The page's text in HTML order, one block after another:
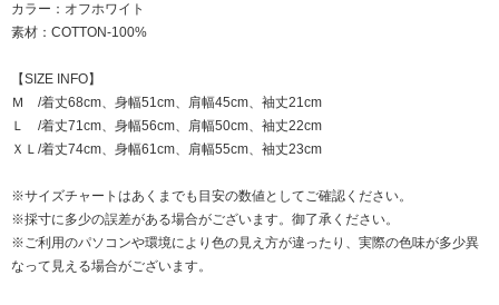
カラー：オフホワイト
素材：COTTON-100%
【SIZE INFO】
Ｍ /着丈68cm、身幅51cm、肩幅45cm、袖丈21cm
Ｌ /着丈71cm、身幅56cm、肩幅50cm、袖丈22cm
ＸＬ/着丈74cm、身幅61cm、肩幅55cm、袖丈23cm
※サイズチャートはあくまでも目安の数値としてご確認ください。
※採寸に多少の誤差がある場合がございます。御了承ください。
※ご利用のパソコンや環境により色の見え方が違ったり、実際の色味が多少異
なって見える場合がございます。